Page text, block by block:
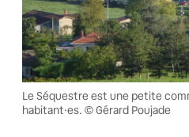
Le Séquestre est une petite
habitant·es. © Gérard Poujade